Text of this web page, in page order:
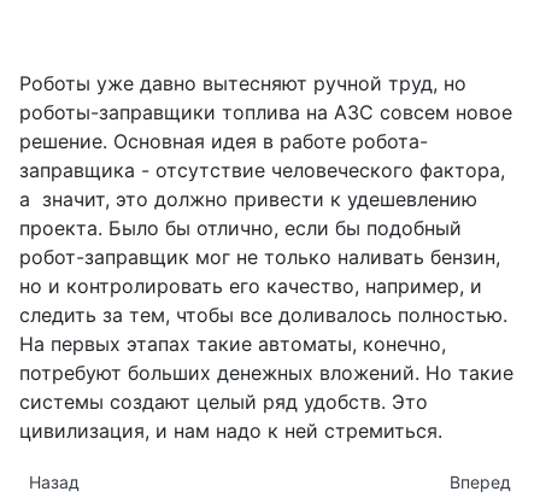
Роботы уже давно вытесняют ручной труд, но
роботы-заправщики топлива на АЗС совсем новое
решение. Основная идея в работе робота-
заправщика - отсутствие человеческого фактора,
а значит, это должно привести к удешевлению
проекта. Было бы отлично, если бы подобный
робот-заправщик мог не только наливать бензин,
но и контролировать его качество, например, и
следить за тем, чтобы все доливалось полностью.
На первых этапах такие автоматы, конечно,
потребуют больших денежных вложений. Но такие
системы создают целый ряд удобств. Это
цивилизация, и нам надо к ней стремиться.
Предыдущий: Отгрузка резервуаров на санях для хранения
Назад Вперед